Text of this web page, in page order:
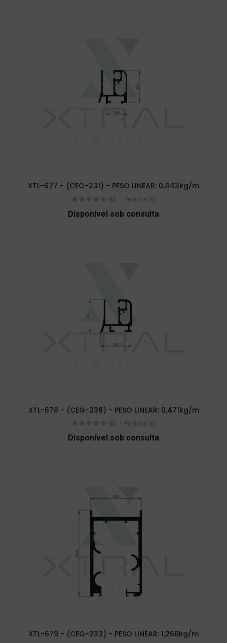
XTL-677 - (CEG-231) - PESO LINEAR: 0,443kg/m
(0) Pedidos (0)
Disponível sob consulta
XTL-678 - (CEG-238) - PESO LINEAR: 0,471kg/m
(0) Pedidos (0)
Disponível sob consulta
XTL-679 - (CEG-233) - PESO LINEAR: 1,266kg/m